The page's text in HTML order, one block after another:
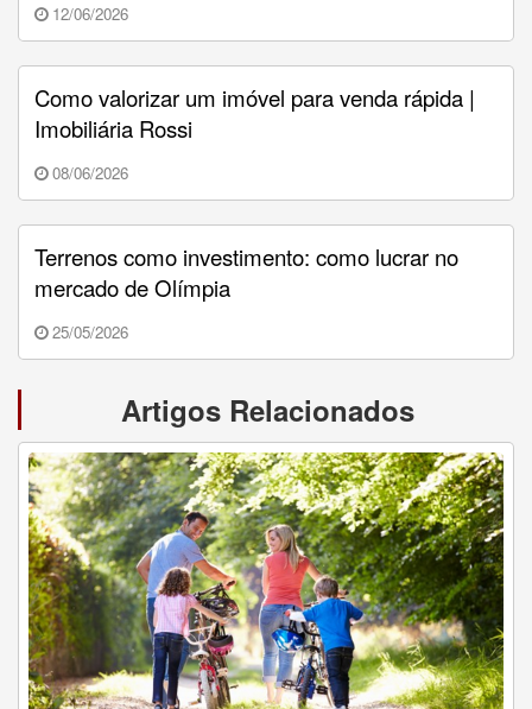
12/06/2026
Como valorizar um imóvel para venda rápida |
Imobiliária Rossi
08/06/2026
Terrenos como investimento: como lucrar no
mercado de Olímpia
25/05/2026
Artigos Relacionados